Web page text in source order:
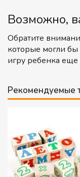
Возможно,
Обратите
которые могли бы
игру ребенка еще
Рекомендуемые